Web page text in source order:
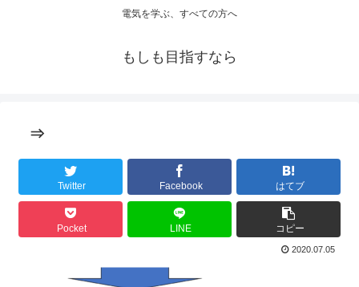
電気を学ぶ、すべての方へ
もしも目指すなら
⇒
Twitter Facebook はてブ
Pocket LINE コピー
2020.07.05